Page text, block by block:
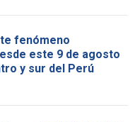
fenómeno
este 9 de agosto
y sur del Perú